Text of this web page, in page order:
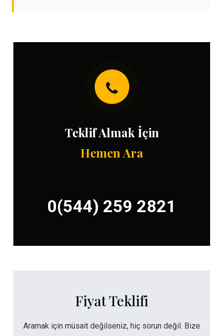
Teklif Almak İçin
Hemen Ara
0(544) 259 2821
Fiyat Teklifi
Aramak için müsait değilseniz, hiç sorun değil. Bize